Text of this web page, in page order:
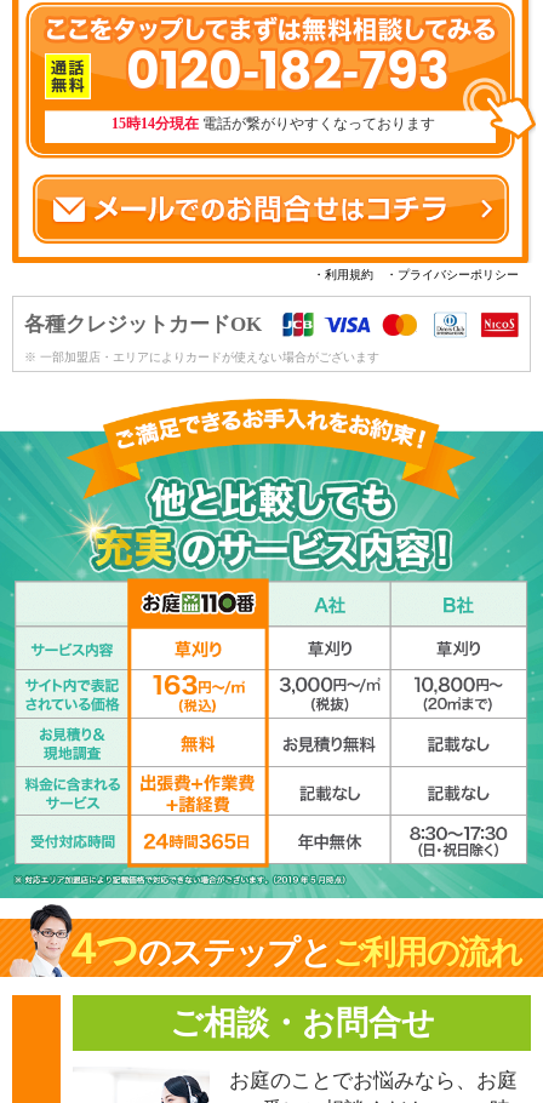
0120-182-793
15時14分現在 電話が繋がりやすくなっております
・利用規約 ・プライバシーポリシー
各種クレジットカードOK
※ 一部加盟店・エリアによりカードが使えない場合がございます
４つのステップとご利用の流れ
ご相談・お問合せ
お庭のことでお悩みなら、お庭